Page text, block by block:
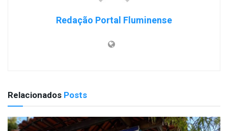
Redação Portal Fluminense
Relacionados Posts